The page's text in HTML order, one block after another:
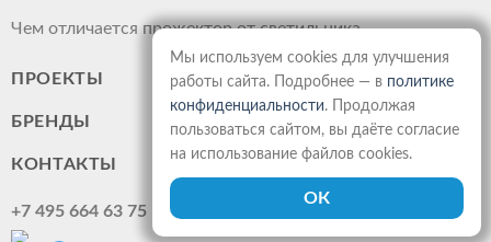
Чем отличается прожектор от светильника
ПРОЕКТЫ
БРЕНДЫ
КОНТАКТЫ
+7 495 664 63 75
Мы используем cookies для улучшения
работы сайта. Подробнее — в политике
конфиденциальности. Продолжая
пользоваться сайтом, вы даёте согласие
на использование файлов cookies.